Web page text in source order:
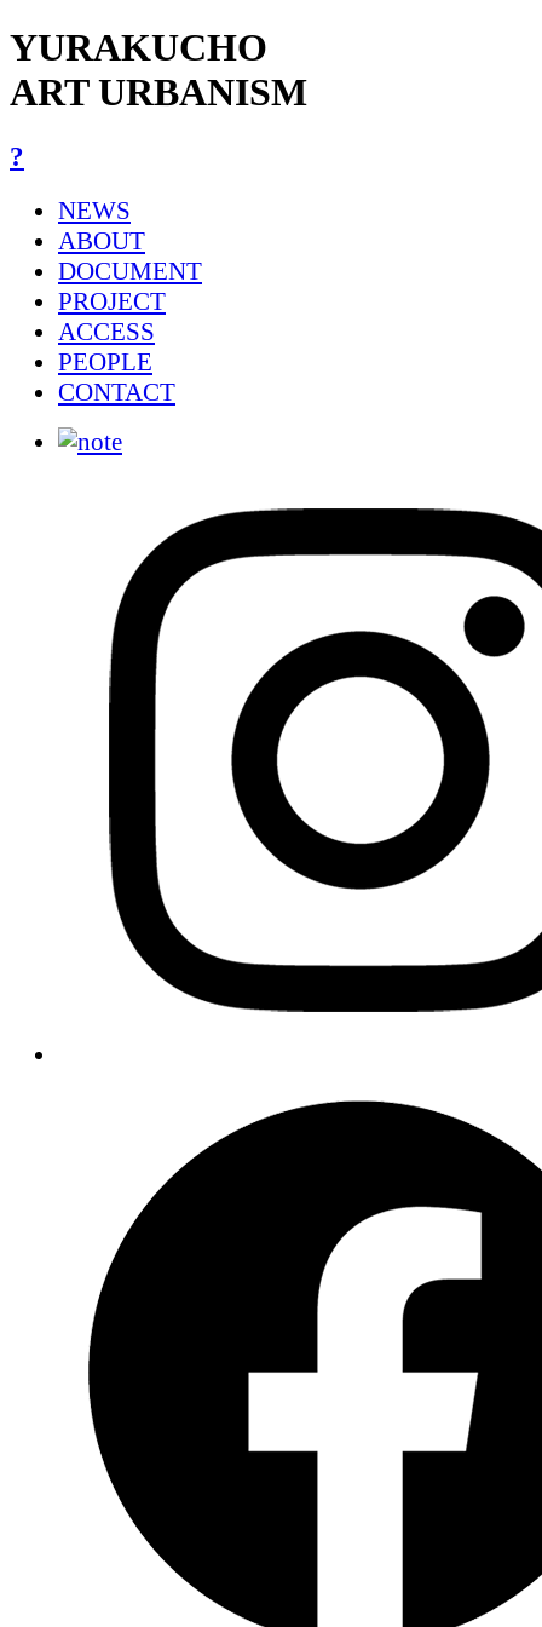
YURAKUCHO
ART URBANISM
?
NEWS
ABOUT
DOCUMENT
PROJECT
ACCESS
PEOPLE
CONTACT